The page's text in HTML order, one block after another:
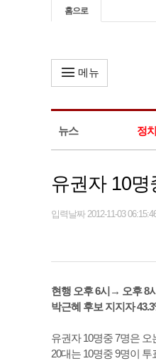
홈으로
서울시설공단, 462만명 개인
메뉴
뉴스 정
유권자 10
입력날짜 2012-11-03
현행 오후 6시→ 오후 8
박근혜 후보 지지자
유권자 10명중 7명은
20대는 10명중 9명이